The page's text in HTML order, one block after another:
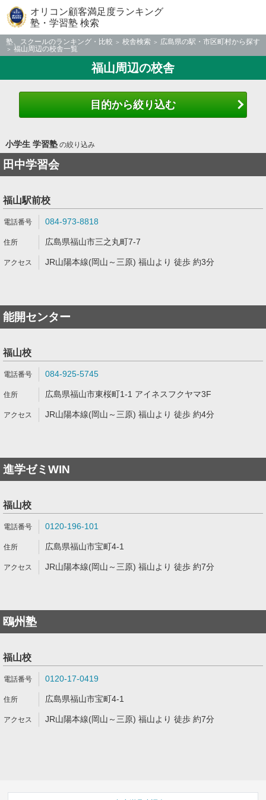
オリコン顧客満足度ランキング
塾・学習塾 検索
塾、スクールのランキング・比較 校舎検索
広島県の駅・市区町村から探す
福山周辺の校舎一覧
福山周辺の校舎
目的から絞り込む
小学生 学習塾の絞り込み
田中学習会
福山駅前校
084-973-8818
広島県福山市三之丸町7-7
JR山陽本線(岡山～三原) 福山より 徒歩 約3分
能開センター
福山校
084-925-5745
広島県福山市東桜町1-1 アイネスフクヤマ3F
JR山陽本線(岡山～三原) 福山より 徒歩 約4分
進学ゼミWIN
福山校
0120-196-101
広島県福山市宝町4-1
JR山陽本線(岡山～三原) 福山より 徒歩 約7分
鴎州塾
福山校
0120-17-0419
広島県福山市宝町4-1
JR山陽本線(岡山～三原) 福山より 徒歩 約7分